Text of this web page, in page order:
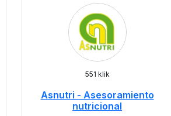
551 klik
Asnutri - Asesoramiento
nutricional